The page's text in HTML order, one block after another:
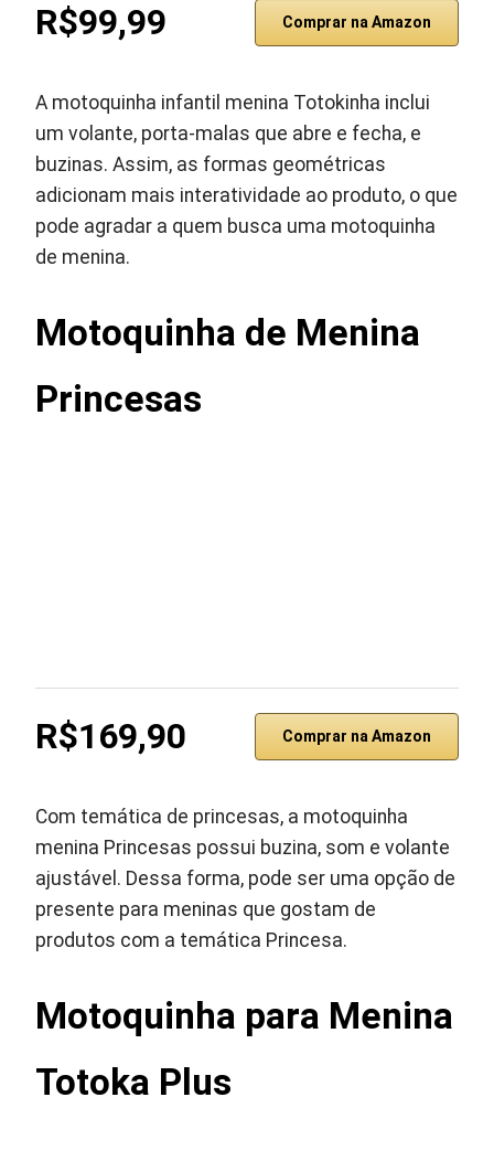
R$99,99 Comprar na Amazon
A motoquinha infantil menina Totokinha inclui
um volante, porta-malas que abre e fecha, e
buzinas. Assim, as formas geométricas
adicionam mais interatividade ao produto, o que
pode agradar a quem busca uma motoquinha
de menina.
Motoquinha de Menina
Princesas
R$169,90 Comprar na Amazon
Com temática de princesas, a motoquinha
menina Princesas possui buzina, som e volante
ajustável. Dessa forma, pode ser uma opção de
presente para meninas que gostam de
produtos com a temática Princesa.
Motoquinha para Menina
Totoka Plus